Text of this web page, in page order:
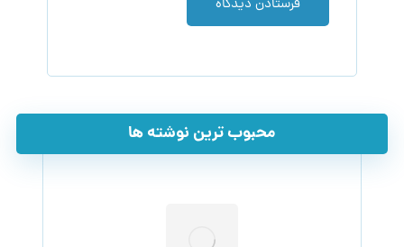
فرستادن دیدگاه
محبوب ترین نوشته ها